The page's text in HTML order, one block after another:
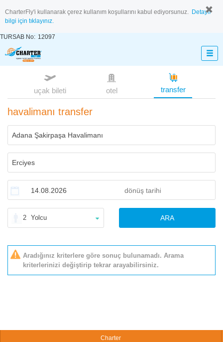
CharterFly'i kullanarak çerez kullanım koşullarını kabul ediyorsunuz. Detaylı
bilgi için tıklayınız.
TURSAB No: 12097
uçak bileti otel transfer
havalimanı transfer
2 Yolcu ARA
Aradığınız kriterlere göre sonuç bulunamadı. Arama
kriterlerinizi değiştirip tekrar arayabilirsiniz.
Charter